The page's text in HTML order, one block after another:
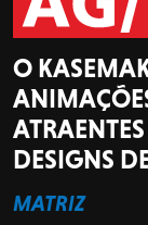
O
DESIGNS
MATRIZ